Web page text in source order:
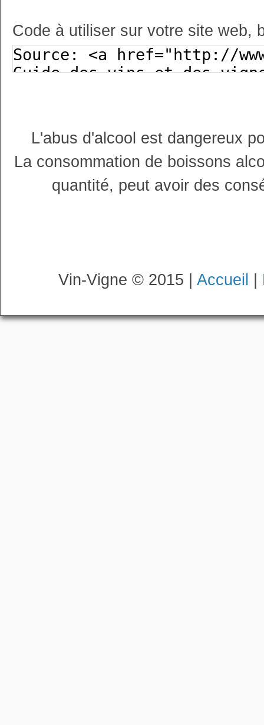
Code à utiliser sur votre site web,
L'abus d'alcool est dangereux
La consommation de boissons
quantité, peut avoir des
Vin-Vigne © 2015 | Accueil